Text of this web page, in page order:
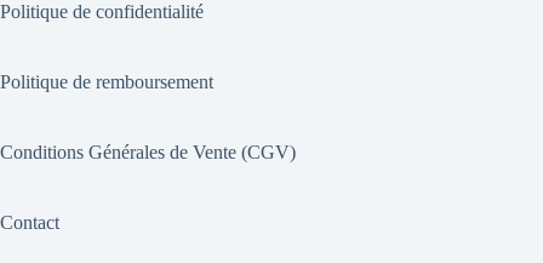
Politique de confidentialité
Politique de remboursement
Conditions Générales de Vente (CGV)
Contact